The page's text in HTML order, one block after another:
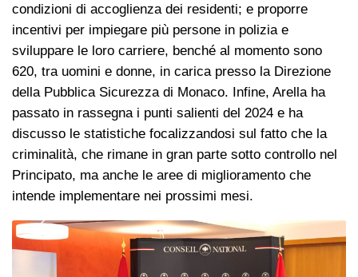
condizioni di accoglienza dei residenti; e proporre
incentivi per impiegare più persone in polizia e
sviluppare le loro carriere, benché al momento sono
620, tra uomini e donne, in carica presso la Direzione
della Pubblica Sicurezza di Monaco. Infine, Arella ha
passato in rassegna i punti salienti del 2024 e ha
discusso le statistiche focalizzandosi sul fatto che la
criminalità, che rimane in gran parte sotto controllo nel
Principato, ma anche le aree di miglioramento che
intende implementare nei prossimi mesi.